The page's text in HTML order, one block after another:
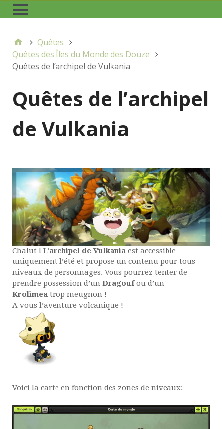
Quêtes
Quêtes des Îles du Monde des Douze
Quêtes de l’archipel de Vulkania
Quêtes de l’archipel
de Vulkania
Chalut ! L’archipel de Vulkania est accessible
uniquement l’été et propose un contenu pour tous
niveaux de personnages. Vous pourrez tenter de
prendre possession d’un Dragoufou d’un
Krolimea trop meugnon !
A vous l’aventure volcanique !
Voici la carte en fonction des zones de niveaux: